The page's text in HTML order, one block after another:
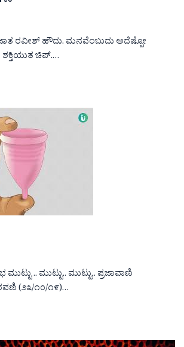
ಹೌದು. ಮನವೆಂಬುದು ಅದೆಷ್ಪೋ
ಶಕ್ತಿಯುತ ಚಿಪ್.…
ಮುಟ್ಟು .. ಮುಟ್ಟು.. ಮುಟ್ಟು.. ಪ್ರಜಾವಾಣಿ
(೨೩/೧೦/೧೯)…